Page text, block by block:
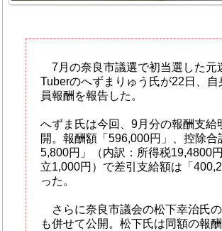
7月の奈良市議選で初当選した元
Tuberのへずまりゅう氏が22日、自
員報酬を報告した。
へずま氏は今回、9月分の報酬支給
開。報酬額「596,000円」、控除合
5,800円」（内訳：所得税19,4800
立1,000円）で差引支給額は「
った。
さらに奈良市議会の松下幸治氏
も併せて公開。松下氏は同額の報